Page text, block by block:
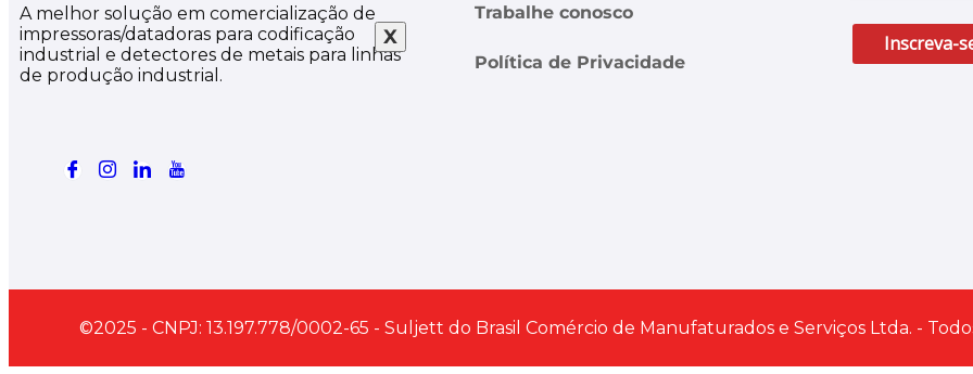
X
A melhor solução em comercialização de
impressoras/datadoras para codificação
industrial e detectores de metais para linhas
de produção industrial.
Trabalhe conosco
Política de Privacidade
Inscreva-
©2025 - CNPJ: 13.197.778/0002-65 - Suljett do Brasil Comércio de Manufaturados e Serviços Ltda. -